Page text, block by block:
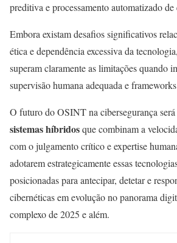
preditiva e processamento automatizado de
Embora existam desafios significativos
ética e dependência excessiva da
superam claramente as limitações quando
supervisão humana adequada e
O futuro do OSINT na cibersegurança
sistemas híbridosque combinam a
com o julgamento crítico e expertise
adotarem estrategicamente essas
posicionadas para antecipar, detetar e
cibernéticas em evolução no panorama
complexo de 2025 e além.